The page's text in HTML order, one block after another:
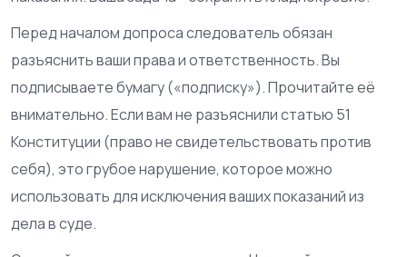
Перед началом допроса следователь обязан
разъяснить ваши права и ответственность. Вы
подписываете бумагу («подписку»). Прочитайте её
внимательно. Если вам не разъяснили статью 51
Конституции (право не свидетельствовать против
себя), это грубое нарушение, которое можно
использовать для исключения ваших показаний из
дела в суде.